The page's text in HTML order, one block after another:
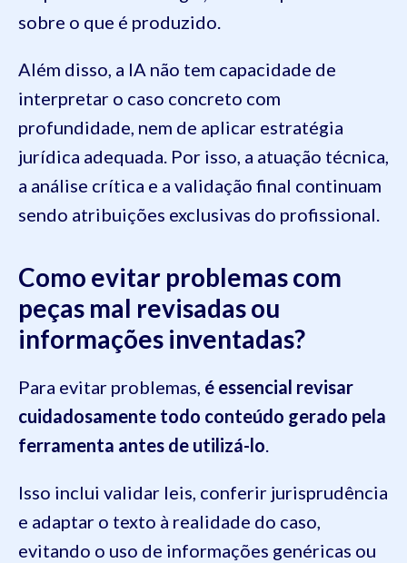
sobre o que é produzido.
Além disso, a IA não tem capacidade de
interpretar o caso concreto com
profundidade, nem de aplicar estratégia
jurídica adequada. Por isso, a atuação técnica,
a análise crítica e a validação final continuam
sendo atribuições exclusivas do profissional.
Como evitar problemas com
peças mal revisadas ou
informações inventadas?
Para evitar problemas, é essencial revisar
cuidadosamente todo conteúdo gerado pela
ferramenta antes de utilizá-lo.
Isso inclui validar leis, conferir jurisprudência
e adaptar o texto à realidade do caso,
evitando o uso de informações genéricas ou